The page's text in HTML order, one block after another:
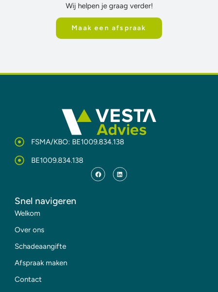
Wij helpen je graag verder!
Maak een afspraak
FSMA/KBO: BE1009.834.138
BE1009.834.138
Snel navigeren
Welkom
Over ons
Schadeaangifte
Afspraak maken
Contact